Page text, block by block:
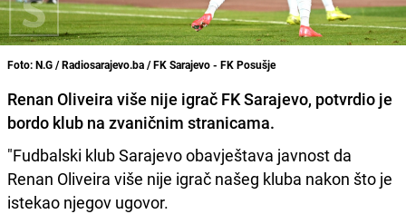
Foto: N.G / Radiosarajevo.ba / FK Sarajevo - FK Posušje
Renan Oliveira više nije igrač FK Sarajevo, potvrdio je
bordo klub na zvaničnim stranicama.
"Fudbalski klub Sarajevo obavještava javnost da
Renan Oliveira više nije igrač našeg kluba nakon što je
istekao njegov ugovor.